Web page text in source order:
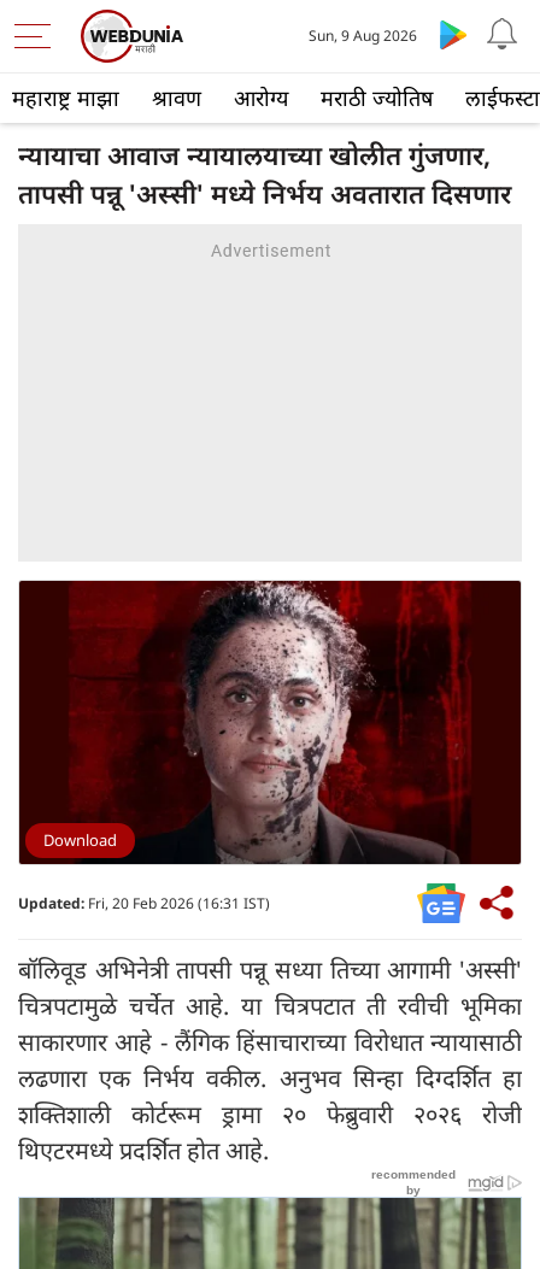
महाराष्ट्र माझा श्रावण आरोग्य मराठी ज्योतिष
Sun, 9 Aug 2026
न्यायाचा आवाज न्यायालयाच्या खोलीत गुंजणार,
तापसी पन्नू 'अस्सी' मध्ये निर्भय अवतारात दिसणार
Download
Updated: Fri, 20 Feb 2026 (16:31 IST)
बॉलिवूड अभिनेत्री तापसी पन्नू सध्या तिच्या आगामी 'अस्सी'
चित्रपटामुळे चर्चेत आहे. या चित्रपटात ती रवीची भूमिका
साकारणार आहे - लैंगिक हिंसाचाराच्या विरोधात न्यायासाठी
लढणारा एक निर्भय वकील. अनुभव सिन्हा दिग्दर्शित हा
शक्तिशाली कोर्टरूम ड्रामा २० फेब्रुवारी २०२६ रोजी
थिएटरमध्ये प्रदर्शित होत आहे.